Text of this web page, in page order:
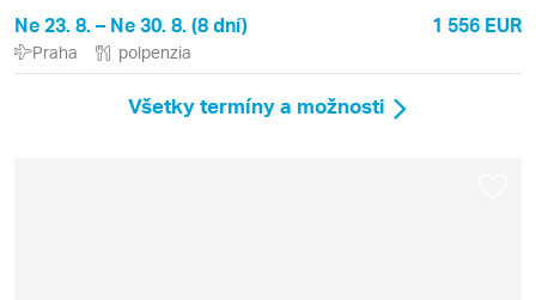
Ne 23. 8. – Ne 30. 8. (8 dní) 1 556 EUR
Praha polpenzia
Všetky termíny a možnosti